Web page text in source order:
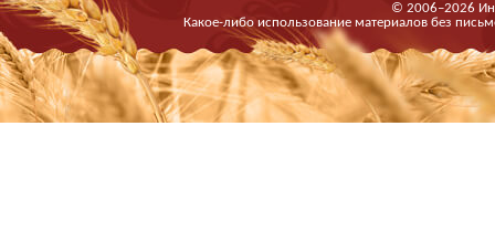
© 2006–2026
Какое-либо использование материалов без